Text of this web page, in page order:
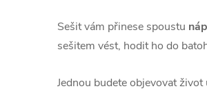
Sešit vám přinese spoustu
sešitem vést, hodit ho do
Jednou budete objevovat